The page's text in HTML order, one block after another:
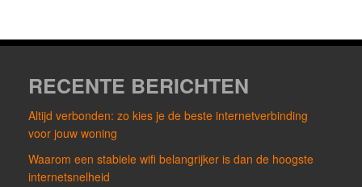
RECENTE BERICHTEN
Altijd verbonden: zo kies je de beste internetverbinding
voor jouw woning
Waarom een stabiele wifi belangrijker is dan de hoogste
internetsnelheid